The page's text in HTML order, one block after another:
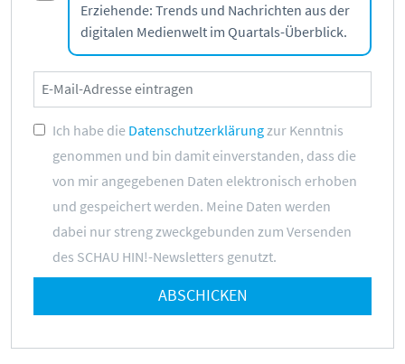
Erziehende: Trends und Nachrichten aus der
digitalen Medienwelt im Quartals-Überblick.
Ich habe die Datenschutzerklärungzur Kenntnis
genommen und bin damit einverstanden, dass die
von mir angegebenen Daten elektronisch erhoben
und gespeichert werden. Meine Daten werden
dabei nur streng zweckgebunden zum Versenden
des SCHAU HIN!-Newsletters genutzt.
ABSCHICKEN